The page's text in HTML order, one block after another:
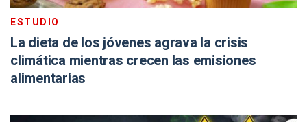
ESTUDIO
La dieta de los jóvenes agrava la crisis
climática mientras crecen las emisiones
alimentarias